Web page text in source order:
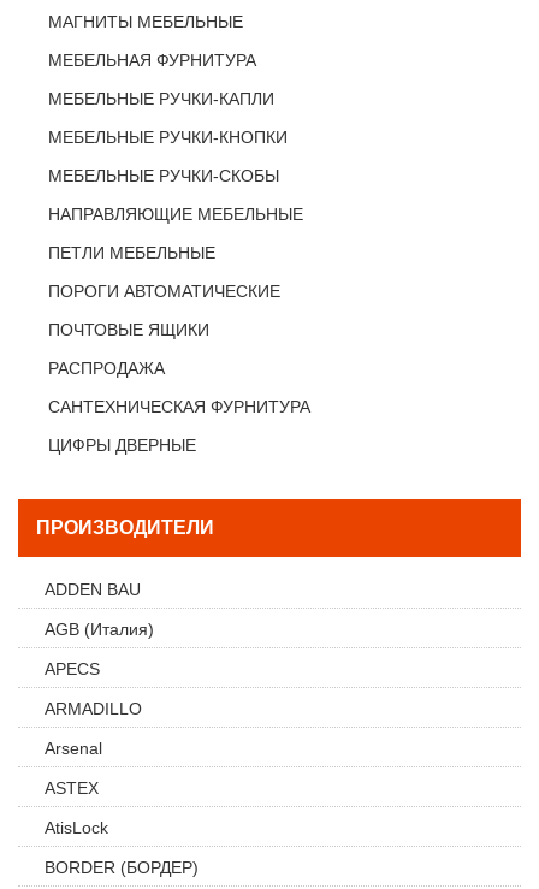
МАГНИТЫ МЕБЕЛЬНЫЕ
МЕБЕЛЬНАЯ ФУРНИТУРА
МЕБЕЛЬНЫЕ РУЧКИ-КАПЛИ
МЕБЕЛЬНЫЕ РУЧКИ-КНОПКИ
МЕБЕЛЬНЫЕ РУЧКИ-СКОБЫ
НАПРАВЛЯЮЩИЕ МЕБЕЛЬНЫЕ
ПЕТЛИ МЕБЕЛЬНЫЕ
ПОРОГИ АВТОМАТИЧЕСКИЕ
ПОЧТОВЫЕ ЯЩИКИ
РАСПРОДАЖА
САНТЕХНИЧЕСКАЯ ФУРНИТУРА
ЦИФРЫ ДВЕРНЫЕ
ПРОИЗВОДИТЕЛИ
ADDEN BAU
AGB (Италия)
APECS
ARMADILLO
Arsenal
ASTEX
AtisLock
BORDER (БОРДЕР)